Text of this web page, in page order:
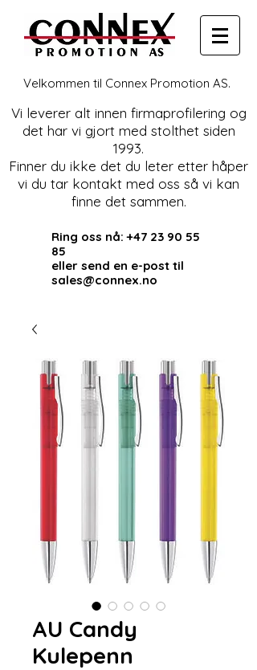
Velkommen til Connex Promotion AS.
Vi leverer alt innen firmaprofilering og
det har vi gjort med stolthet siden
1993.
Finner du ikke det du leter etter håper
vi du tar kontakt med oss så vi kan
finne det sammen.
Ring oss nå:+47 23 90 55
85
eller send en e-post til
sales@connex.no
AU Candy
Kulepenn